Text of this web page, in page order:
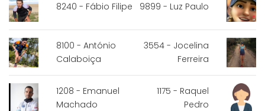
8240 - Fábio Filipe
8100 - António
Calaboiça
1208 - Emanuel
Machado
9899 - Luz Paulo
3554 - Jocelina
Ferreira
1175 - Raquel
Pedro